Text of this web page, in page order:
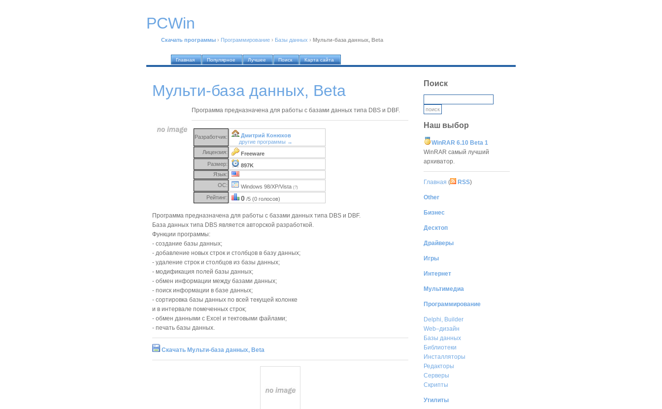
PCWin
Скачать программы › Программирование › Базы данных › Мульти-база данных, Beta
Главная Популярное Лучшее Поиск Карта сайта
Мульти-база данных, Beta
Программа предназначена для работы с базами данных типа DBS и DBF.
Разработчик:
Дмитрий Конюхов
другие программы →
Лицензия:
Freeware
Размер:
897K
Язык:
ОС:
Windows 98/XP/Vista (?)
Рейтинг: 0 /5 (0 голосов)
Программа предназначена для работы с базами данных типа DBS и DBF.
База данных типа DBS является авторской разработкой.
Функции программы:
- создание базы данных;
- добавление новых строк и столбцов в базу данных;
- удаление строк и столбцов из базы данных;
- модификация полей базы данных;
- обмен информации между базами данных;
- поиск информации в базе данных;
- сортировка базы данных по всей текущей колонке
и в интервале помеченных строк;
- обмен данными с Excel и тектовыми файлами;
- печать базы данных.
Скачать Мульти-база данных, Beta
Поиск
Наш выбор
WinRAR 6.10 Beta 1
WinRAR самый лучший
архиватор.
Главная ( RSS)
Other
Бизнес
Десктоп
Драйверы
Игры
Интернет
Мультимедиа
Программирование
Delphi, Builder
Web–дизайн
Базы данных
Библиотеки
Инсталляторы
Редакторы
Серверы
Скрипты
Утилиты